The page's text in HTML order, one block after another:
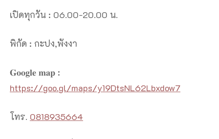
เปิดทุกวัน : 06.00-20.00 น.
พิกัด : กะปง,พังงา
𝐆𝐨𝐨𝐠𝐥𝐞 𝐦𝐚𝐩 :
https://goo.gl/maps/y19DtsNL62Lbxdow7
โทร. 0818935664